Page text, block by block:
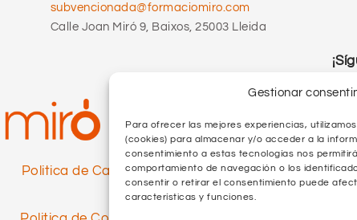
Gestionar
Para ofrecer las mejores experiencias,
(cookies) para almacenar y/o acceder a la
consentimiento a estas tecnologías nos
comportamiento de navegación o los
consentir o retirar el consentimiento puede
características y funciones.
subvencionada@formaciomiro.com
Calle Joan Miró 9, Baixos, 25003 Lleida
Politica de Calidad